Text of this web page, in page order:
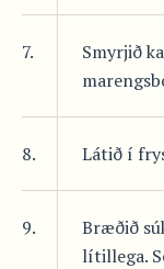
7.
Smyrjið
8. Látið í
9.
Bræðið
lítillega.